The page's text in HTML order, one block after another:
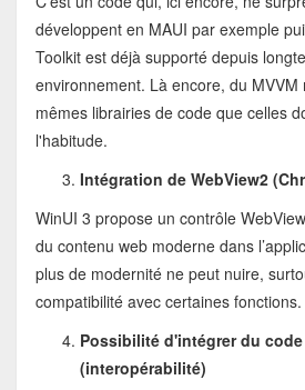
développent en MAUI par exemple
Toolkit est déjà supporté depuis
environnement. Là encore, du
mêmes librairies de code que celles
l'habitude.
Intégration de WebView2
WinUI 3 propose un contrôle
du contenu web moderne dans
plus de modernité ne peut nuire,
compatibilité avec certaines fonctions.
Possibilité d'intégrer du
(interopérabilité)